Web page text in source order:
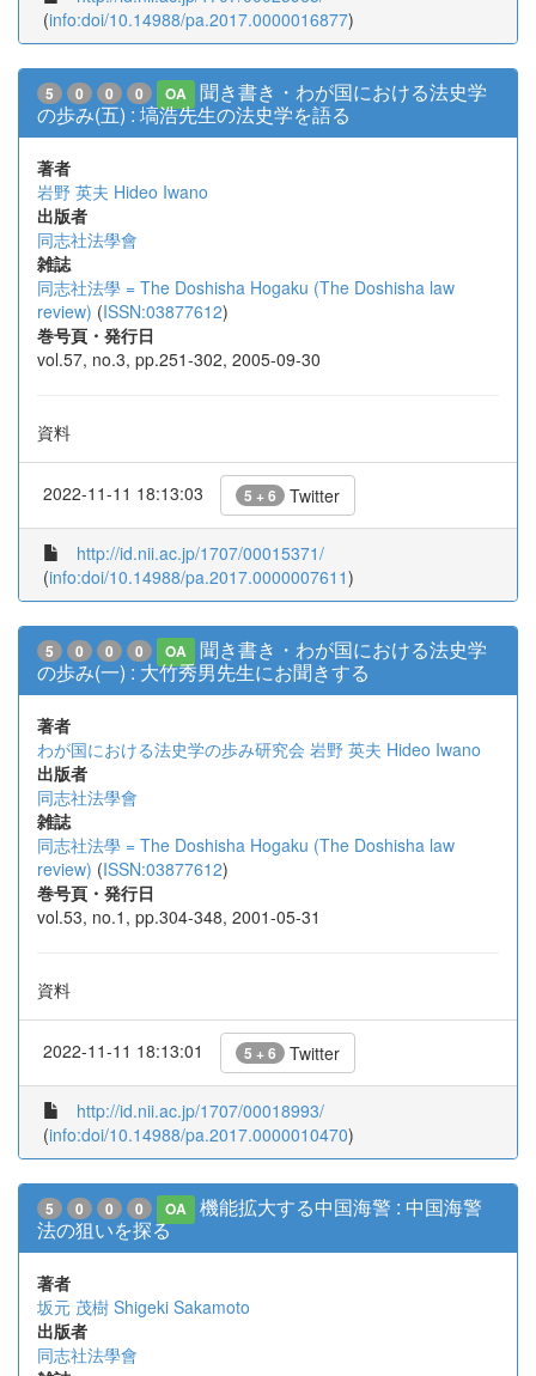
(info:doi/10.14988/pa.2017.0000016877)
5 0 0 0 OA
聞き書き・わが国における法史学
の歩み(五) : 塙浩先生の法史学を語る
著者
岩野 英夫 Hideo Iwano
出版者
同志社法學會
雑誌
同志社法學 = The Doshisha Hogaku (The Doshisha law
review) (ISSN:03877612)
巻号頁・発行日
vol.57, no.3, pp.251-302, 2005-09-30
資料
2022-11-11 18:13:03 5 + 6 Twitter
http://id.nii.ac.jp/1707/00015371/
(info:doi/10.14988/pa.2017.0000007611)
5 0 0 0 OA
聞き書き・わが国における法史学
の歩み(一) : 大竹秀男先生にお聞きする
著者
わが国における法史学の歩み研究会 岩野 英夫 Hideo Iwano
出版者
同志社法學會
雑誌
同志社法學 = The Doshisha Hogaku (The Doshisha law
review) (ISSN:03877612)
巻号頁・発行日
vol.53, no.1, pp.304-348, 2001-05-31
資料
2022-11-11 18:13:01 5 + 6 Twitter
http://id.nii.ac.jp/1707/00018993/
(info:doi/10.14988/pa.2017.0000010470)
5 0 0 0 OA
機能拡大する中国海警 : 中国海警
法の狙いを探る
著者
坂元 茂樹 Shigeki Sakamoto
出版者
同志社法學會